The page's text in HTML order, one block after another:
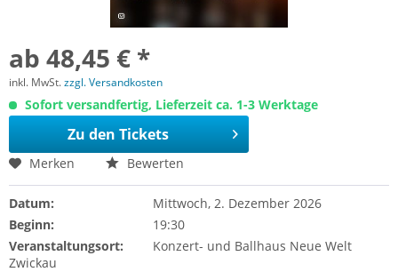
ab 48,45 € *
inkl. MwSt.zzgl. Versandkosten
Sofort versandfertig, Lieferzeit ca. 1-3 Werktage
Zu den Tickets
Merken Bewerten
Datum:
Mittwoch, 2. Dezember 2026
Beginn:
19:30
Veranstaltungsort:
Konzert- und Ballhaus Neue Welt
Zwickau